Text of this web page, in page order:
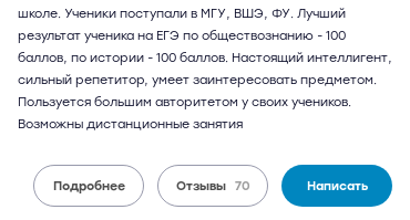
школе. Ученики поступали в МГУ, ВШЭ, ФУ. Лучший
результат ученика на ЕГЭ по обществознанию - 100
баллов, по истории - 100 баллов. Настоящий интеллигент,
сильный репетитор, умеет заинтересовать предметом.
Пользуется большим авторитетом у своих учеников.
Возможны дистанционные занятия
Подробнее Отзывы 70 Написать